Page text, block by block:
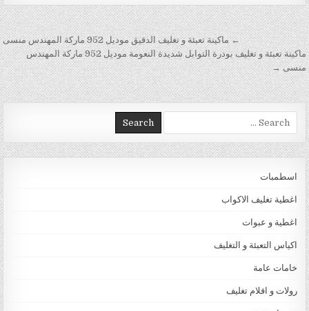
تصفّح المقالات← ماكينة تعبئة و تغليف الدقيق موديل 952 ماركة المهندس منسى
ماكينة تعبئة و تغليف بودرة التوابل شديدة النعومة موديل 952 ماركة المهندس
منسى →
Search for:
اسطمبات
اغطية تغليف الاكواب
اغطية و عبوات
اكياس التعبئة و التغليف
خامات عامة
رولات و افلام تغليف